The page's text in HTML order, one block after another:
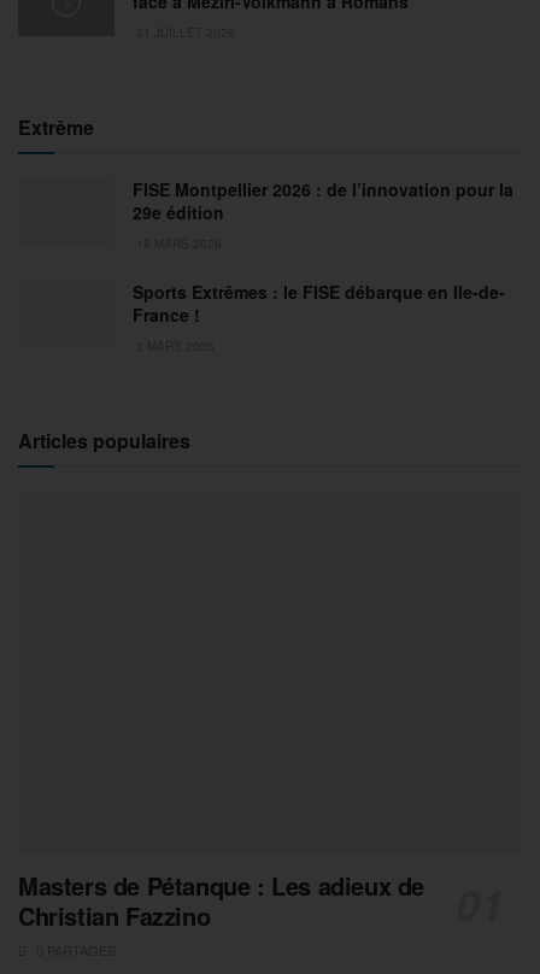
Extrême
FISE Montpellier 2026 : de l’innovation pour la
29e édition
Sports Extrêmes : le FISE débarque en Ile-de-
France !
Articles populaires
Masters de Pétanque : Les adieux de
Christian Fazzino